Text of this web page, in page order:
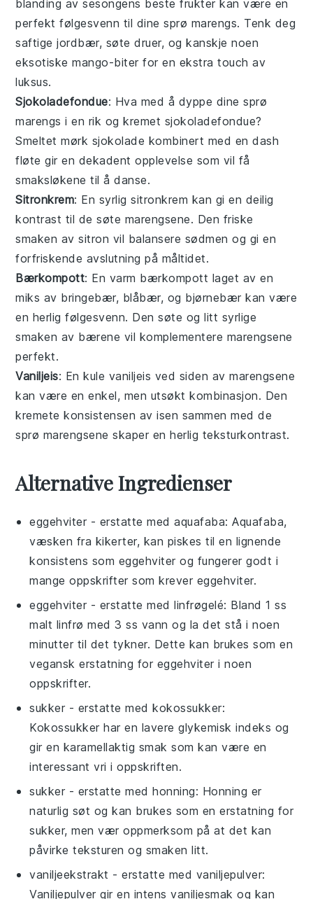
blanding av sesongens bestefrukter kan være en
perfekt følgesvenn til dine sprø marengs. Tenk deg
saftigejordbær, søtedruer, og kanskje noen
eksotiskemango-biter for en ekstra touch av
luksus.
Sjokoladefondue: Hva med å dyppe dine sprø
marengs i en rik og kremet sjokoladefondue?
Smeltetmørk sjokolade kombinert med en dash
fløte gir en dekadent opplevelse som vil få
smaksløkene til å danse.
Sitronkrem: En syrligsitronkrem kan gi en deilig
kontrast til de søte marengsene. Den friske
smaken avsitron vil balansere sødmen og gi en
forfriskende avslutning på måltidet.
Bærkompott: En varm bærkompott laget av en
miks av bringebær, blåbær, og bjørnebær kan være
en herlig følgesvenn. Den søte og litt syrlige
smaken av bærene vil komplementere marengsene
perfekt.
Vaniljeis: En kule vaniljeis ved siden av marengsene
kan være en enkel, men utsøkt kombinasjon. Den
kremete konsistensen avisen sammen med de
sprø marengsene skaper en herlig teksturkontrast.
Alternative Ingredienser
eggehviter - erstatte medaquafaba: Aquafaba,
væsken fra kikerter, kan piskes til en lignende
konsistens som eggehviter og fungerer godt i
mange oppskrifter som krever eggehviter.
eggehviter - erstatte medlinfrøgelé: Bland 1 ss
malt linfrø med 3 ss vann og la det stå i noen
minutter til det tykner. Dette kan brukes som en
vegansk erstatning for eggehviter i noen
oppskrifter.
sukker - erstatte medkokossukker:
Kokossukker har en lavere glykemisk indeks og
gir en karamellaktig smak som kan være en
interessant vri i oppskriften.
sukker - erstatte medhonning: Honning er
naturlig søt og kan brukes som en erstatning for
sukker, men vær oppmerksom på at det kan
påvirke teksturen og smaken litt.
vaniljeekstrakt - erstatte med vaniljepulver:
Vaniljepulver gir en intens vaniljesmak og kan